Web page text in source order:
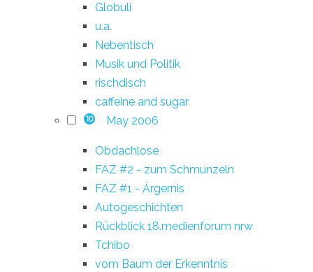
Globuli
u.a.
Nebentisch
Musik und Politik
rischdisch
caffeine and sugar
10 May 2006
Obdachlose
FAZ #2 - zum Schmunzeln
FAZ #1 - Ärgernis
Autogeschichten
Rückblick 18.medienforum nrw
Tchibo
vom Baum der Erkenntnis